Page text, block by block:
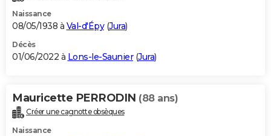
Naissance
08/05/1938 à Val-d'Épy(Jura)
Décès
01/06/2022 à Lons-le-Saunier(Jura)
Mauricette PERRODIN (88 ans)
Créer une cagnotte obsèques
Naissance